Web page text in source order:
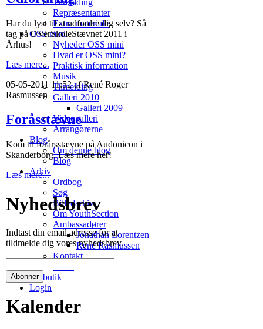
Tilmelding
Repræsentanter
Extra materiale
OSS mini
Nyheder OSS mini
Hvad er OSS mini?
Praktisk information
Musik
Tilmelding
Galleri 2010
Galleri 2009
Videogalleri
Arrangørerne
Blog
Om denne blog
Blog
Arkiv
Ordbog
Søg
Billedarkiv
Om YouthSection
Ambassadører
Jonathan Lorentzen
René Rasmussen
Kontakt
Netbutik
Login
Har du lyst til at udfordre dig selv? Så
tag på OVerSkoleStævnet 2011 i
Århus!
Læs mere...
05-05-2011 11:52 af René Roger
Rasmussen
Foråsstævne
Kom til forårsstævne på Audonicon i
Skanderborg. Læs mere her!
Læs mere...
Nyhedsbrev
Indtast din email adresse for at
tildmelde dig vores nyhedsbrev.
Kalender